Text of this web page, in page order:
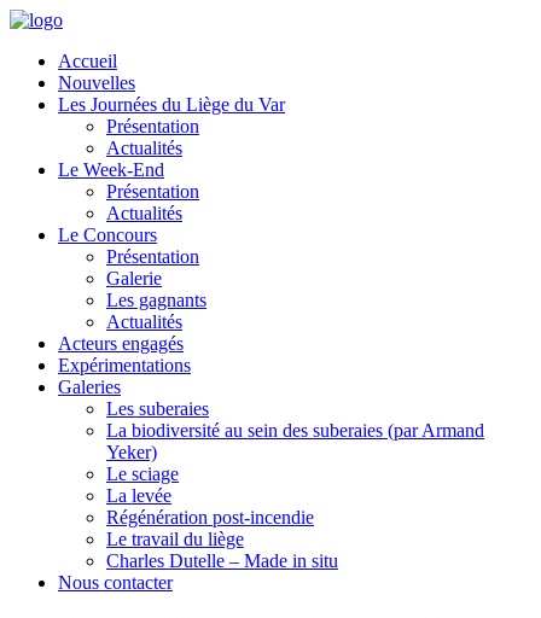
Accueil
Nouvelles
Les Journées du Liège du Var
Présentation
Actualités
Le Week-End
Présentation
Actualités
Le Concours
Présentation
Galerie
Les gagnants
Actualités
Acteurs engagés
Expérimentations
Galeries
Les suberaies
La biodiversité au sein des suberaies (par Armand
Yeker)
Le sciage
La levée
Régénération post-incendie
Le travail du liège
Charles Dutelle – Made in situ
Nous contacter